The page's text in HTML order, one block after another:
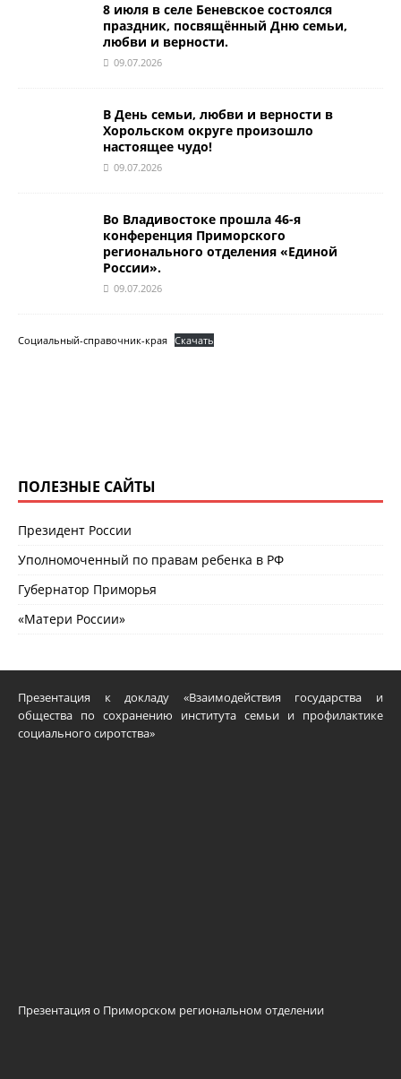
8 июля в селе Беневское состоялся
праздник, посвящённый Дню семьи,
любви и верности.
09.07.2026
В День семьи, любви и верности в
Хорольском округе произошло
настоящее чудо!
09.07.2026
Во Владивостоке прошла 46-я
конференция Приморского
регионального отделения «Единой
России».
09.07.2026
Социальный-справочник-края Скачать
ПОЛЕЗНЫЕ САЙТЫ
Президент России
Уполномоченный по правам ребенка в РФ
Губернатор Приморья
«Матери России»
Презентация к докладу «Взаимодействия государства и
общества по сохранению института семьи и профилактике
социального сиротства»
Презентация о Приморском региональном отделении